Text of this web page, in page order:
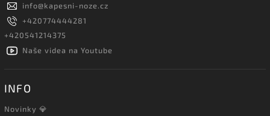
info@kapesni-noze.cz
+420774444281
+420541214375
Naše videa na Youtube
INFO
Novinky 💎